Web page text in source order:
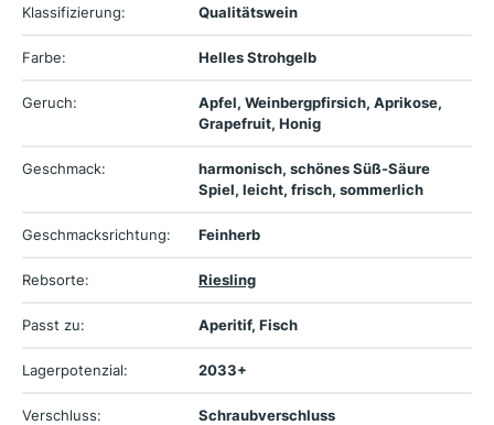
Klassifizierung: Qualitätswein
Farbe: Helles Strohgelb
Geruch:
Apfel, Weinbergpfirsich, Aprikose,
Grapefruit, Honig
Geschmack:
harmonisch, schönes Süß-Säure
Spiel, leicht, frisch, sommerlich
Geschmacksrichtung: Feinherb
Rebsorte: Riesling
Passt zu: Aperitif, Fisch
Lagerpotenzial: 2033+
Verschluss: Schraubverschluss